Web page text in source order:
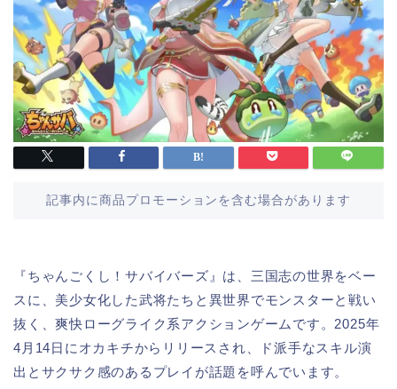
記事内に商品プロモーションを含む場合があります
『ちゃんごくし！サバイバーズ』は、三国志の世界をベー
スに、美少女化した武将たちと異世界でモンスターと戦い
抜く、爽快ローグライク系アクションゲームです。2025年
4月14日にオカキチからリリースされ、ド派手なスキル演
出とサクサク感のあるプレイが話題を呼んでいます。